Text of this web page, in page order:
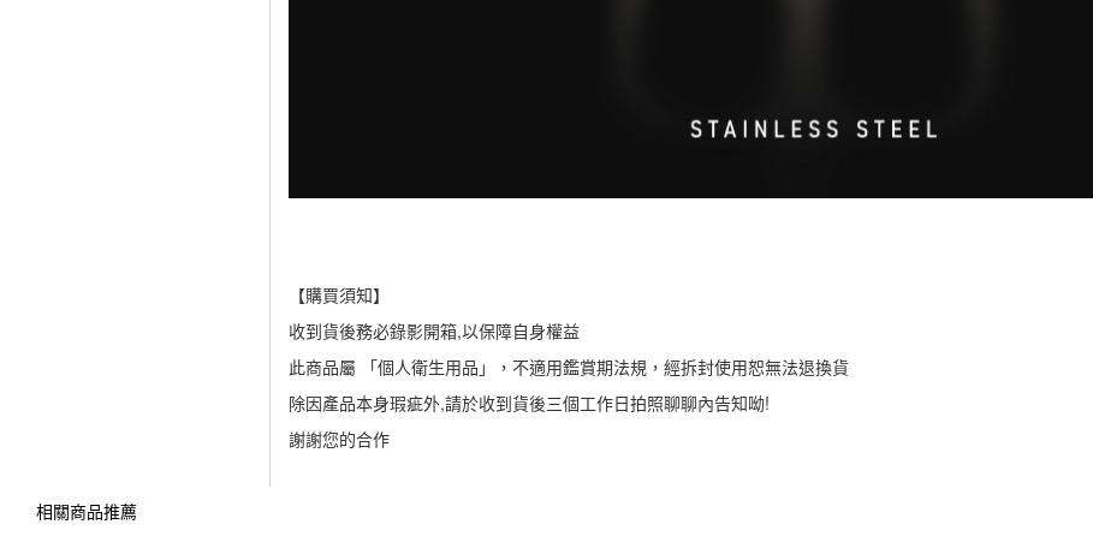
【購買須知】
收到貨後務必錄影開箱,以保障自身權益
此商品屬 「個人衛生用品」，不適用鑑賞期法規，經拆封使用恕無法退換貨
除因產品本身瑕疵外,請於收到貨後三個工作日拍照聊聊內告知呦!
謝謝您的合作
相關商品推薦